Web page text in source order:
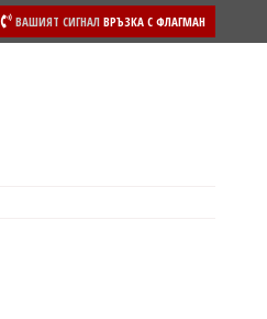
ВАШИЯТ СИГНАЛ ВРЪЗКА С ФЛАГМАН